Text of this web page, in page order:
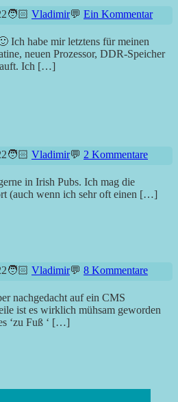
Vladimir Ein Kommentar
Ich habe mir letztens für meinen
neuen Prozessor, DDR-Speicher
Ich […]
Vladimir 2 Kommentare
in Irish Pubs. Ich mag die
(auch wenn ich sehr oft einen […]
Vladimir 8 Kommentare
nachgedacht auf ein CMS
ist es wirklich mühsam geworden
‘zu Fuß ‘ […]